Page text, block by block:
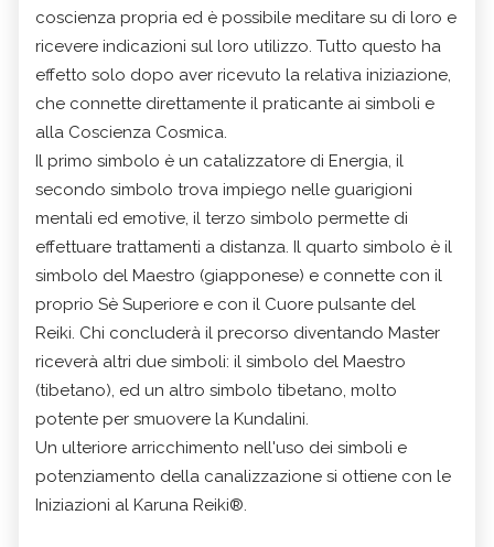
coscienza propria ed è possibile meditare su di loro e
ricevere indicazioni sul loro utilizzo. Tutto questo ha
effetto solo dopo aver ricevuto la relativa iniziazione,
che connette direttamente il praticante ai simboli e
alla Coscienza Cosmica.
Il primo simbolo è un catalizzatore di Energia, il
secondo simbolo trova impiego nelle guarigioni
mentali ed emotive, il terzo simbolo permette di
effettuare trattamenti a distanza. Il quarto simbolo è il
simbolo del Maestro (giapponese) e connette con il
proprio Sè Superiore e con il Cuore pulsante del
Reiki. Chi concluderà il precorso diventando Master
riceverà altri due simboli: il simbolo del Maestro
(tibetano), ed un altro simbolo tibetano, molto
potente per smuovere la Kundalini.
Un ulteriore arricchimento nell'uso dei simboli e
potenziamento della canalizzazione si ottiene con le
Iniziazioni al Karuna Reiki®.